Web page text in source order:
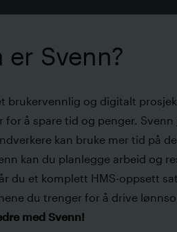
er Svenn?
brukervennlig og digitalt
for å spare tid og penger.
kan bruke mer tid på
kan du planlegge arbeid og
du et komplett HMS-oppsett
du trenger for å drive
med Svenn!